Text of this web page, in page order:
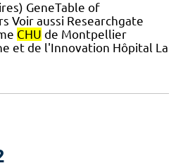
GeneTable of
Voir aussi Researchgate
CHU de Montpellier
et de l'Innovation Hôpital La